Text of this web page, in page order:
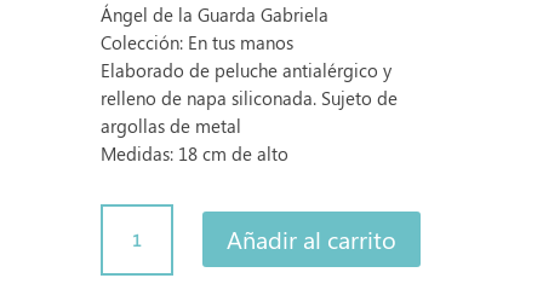
Ángel de la Guarda Gabriela
Colección: En tus manos
Elaborado de peluche antialérgico y
relleno de napa siliconada. Sujeto de
argollas de metal
Medidas: 18 cm de alto
la
Añadir al carrito